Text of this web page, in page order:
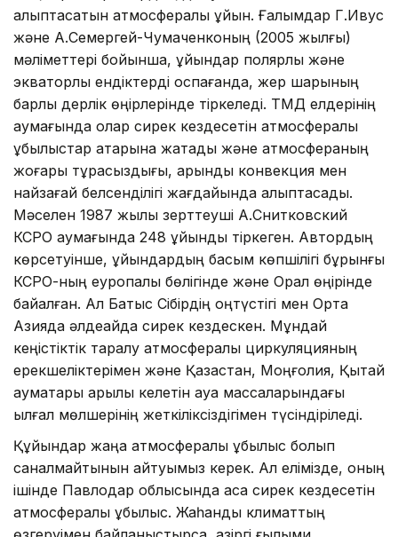
қалыптасатын атмосфералық құйын. Ғалымдар Г.Ивус
және А.Семергей-Чумаченконың (2005 жылғы)
мәліметтері бойынша, құйындар полярлық және
экваторлық ендіктерді қоспағанда, жер шарының
барлық дерлік өңірлерінде тіркеледі. ТМД елдерінің
аумағында олар сирек кездесетін атмосфералық
құбылыстар қатарына жатады және атмосфераның
жоғары тұрақсыздығы, қарқынды конвекция мен
найзағай белсенділігі жағдайында қалыптасады.
Мәселен 1987 жылы зерттеуші А.Снитковский
КСРО аумағында 248 құйынды тіркеген. Автордың
көрсетуінше, құйындардың басым көпшілігі бұрынғы
КСРО-ның еуропалық бөлігінде және Орал өңірінде
байқалған. Ал Батыс Сібірдің оңтүстігі мен Орта
Азияда әлдеқайда сирек кездескен. Мұндай
кеңістіктік таралу атмосфералық циркуляцияның
ерекшеліктерімен және Қазақстан, Моңғолия, Қытай
аумақтары арқылы келетін ауа массаларындағы
ылғал мөлшерінің жеткіліксіздігімен түсіндіріледі.
Құйындар жаңа атмосфералық құбылыс болып
саналмайтынын айтуымыз керек. Ал елімізде, оның
ішінде Павлодар облысында аса сирек кездесетін
атмосфералық құбылыс. Жаһандық климаттың